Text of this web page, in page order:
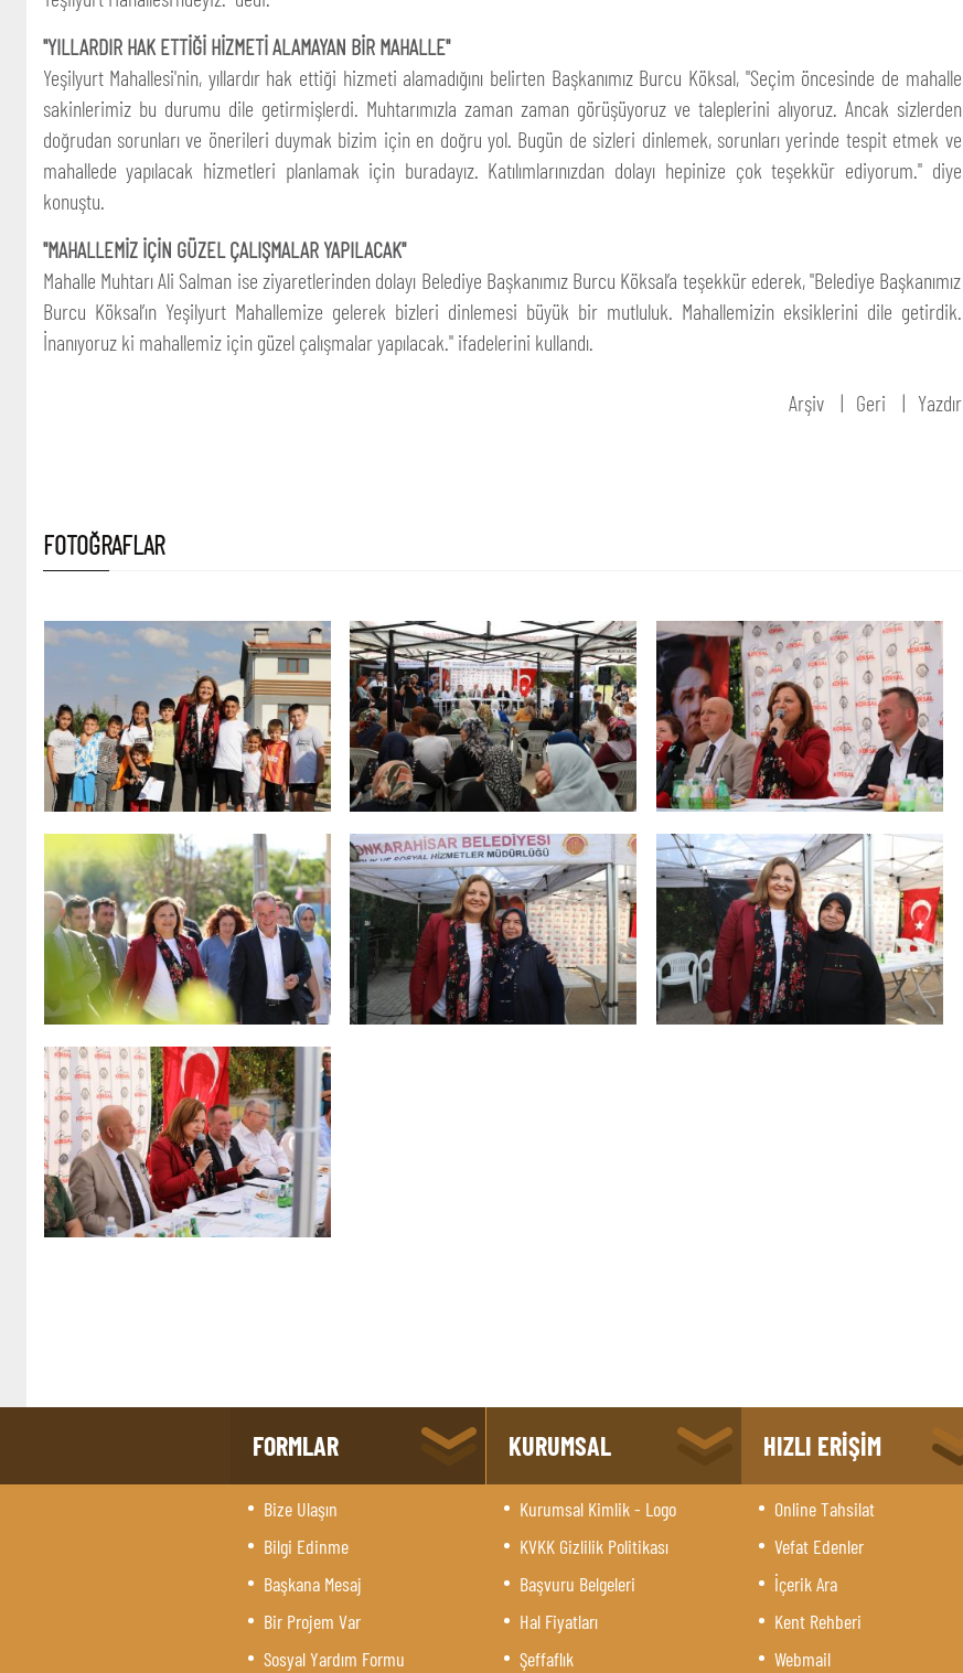
"YILLARDIR HAK ETTİĞİ HİZMETİ ALAMAYAN BİR MAHALLE"
Yeşilyurt Mahallesi'nin, yıllardır hak ettiği hizmeti alamadığını belirten Başkanımız Burcu Köksal, "Seçim öncesinde de mahalle
sakinlerimiz bu durumu dile getirmişlerdi. Muhtarımızla zaman zaman görüşüyoruz ve taleplerini alıyoruz. Ancak sizlerden
doğrudan sorunları ve önerileri duymak bizim için en doğru yol. Bugün de sizleri dinlemek, sorunları yerinde tespit etmek ve
mahallede yapılacak hizmetleri planlamak için buradayız. Katılımlarınızdan dolayı hepinize çok teşekkür ediyorum." diye
konuştu.
"MAHALLEMİZ İÇİN GÜZEL ÇALIŞMALAR YAPILACAK"
Mahalle Muhtarı Ali Salman ise ziyaretlerinden dolayı Belediye Başkanımız Burcu Köksal’a teşekkür ederek, "Belediye Başkanımız
Burcu Köksal’ın Yeşilyurt Mahallemize gelerek bizleri dinlemesi büyük bir mutluluk. Mahallemizin eksiklerini dile getirdik.
İnanıyoruz ki mahallemiz için güzel çalışmalar yapılacak." ifadelerini kullandı.
Arşiv Geri Yazdır
FOTOĞRAFLAR
FORMLAR
Bize Ulaşın
Bilgi Edinme
Başkana Mesaj
Bir Projem Var
Sosyal Yardım Formu
KURUMSAL
Kurumsal Kimlik - Logo
KVKK Gizlilik Politikası
Başvuru Belgeleri
Hal Fiyatları
Şeffaflık
HIZLI ERİŞİM
Online Tahsilat
Vefat Edenler
İçerik Ara
Kent Rehberi
Webmail